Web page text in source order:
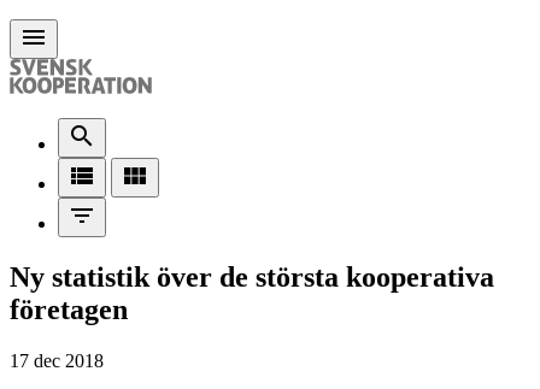
menu
search
view_list
view_module
filter_list
Ny statistik över de största kooperativa
företagen
17 dec 2018